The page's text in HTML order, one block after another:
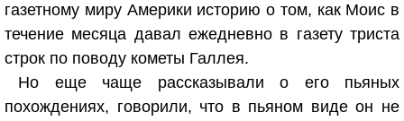
газетному миру Америки историю о том, как Моис в
течение месяца давал ежедневно в газету триста
строк по поводу кометы Галлея.
Но еще чаще рассказывали о его пьяных
похождениях, говорили, что в пьяном виде он не